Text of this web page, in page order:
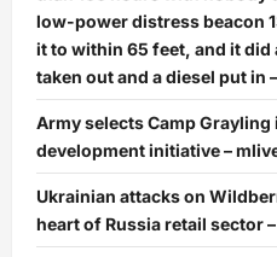
low-power distress beacon
it to within 65 feet, and it
taken out and a diesel put in
Army selects Camp
development initiative –
Ukrainian attacks on
heart of Russia retail sector